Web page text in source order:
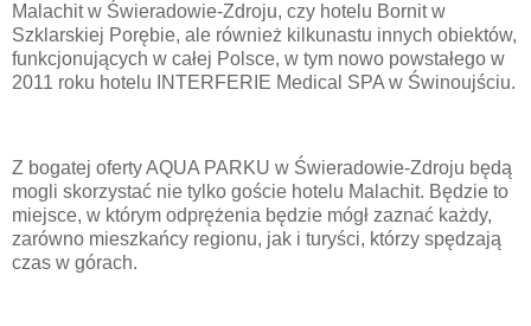
Malachit w Świeradowie-Zdroju, czy hotelu Bornit w
Szklarskiej Porębie, ale również kilkunastu innych obiektów,
funkcjonujących w całej Polsce, w tym nowo powstałego w
2011 roku hotelu INTERFERIE Medical SPA w Świnoujściu.
Z bogatej oferty AQUA PARKU w Świeradowie-Zdroju będą
mogli skorzystać nie tylko goście hotelu Malachit. Będzie to
miejsce, w którym odprężenia będzie mógł zaznać każdy,
zarówno mieszkańcy regionu, jak i turyści, którzy spędzają
czas w górach.